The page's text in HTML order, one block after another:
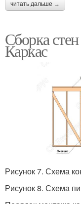
читать дальше →
Сборка
Каркас
Рисунок 7. Схема
Рисунок 8. Схема